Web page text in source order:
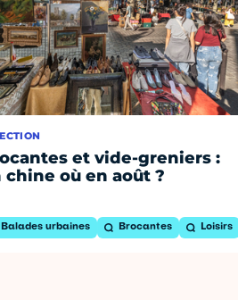
et vide-greniers :
chine où en août ?
Balades urbaines Brocantes Loisirs